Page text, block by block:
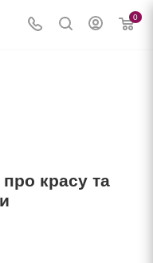
0
красу та